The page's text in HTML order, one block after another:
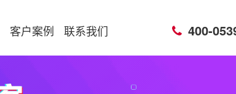
客户案例 联系我们 400-